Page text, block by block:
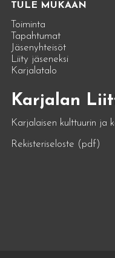
TULE MUKAAN
Toiminta
Tapahtumat
Jäsenyhteisöt
Liity jäseneksi
Karjalatalo
Karjalan
Karjalaisen kulttuurin ja
Rekisteriseloste (pdf)